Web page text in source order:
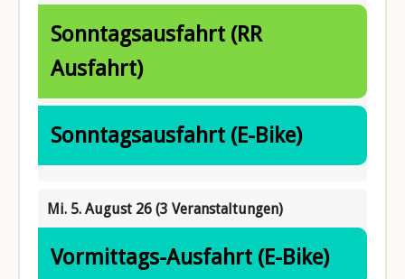
Sonntagsausfahrt (RR
Ausfahrt)
Sonntagsausfahrt (E-Bike)
Mi. 5. August 26(3 Veranstaltungen)
Vormittags-Ausfahrt (E-Bike)